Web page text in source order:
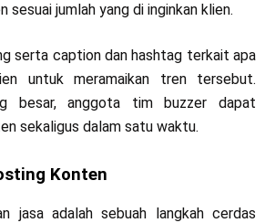
sesuai jumlah yang di inginkan klien.
serta caption dan hashtag terkait apa
untuk meramaikan tren tersebut.
besar, anggota tim buzzer dapat
sekaligus dalam satu waktu.
Konten
jasa adalah sebuah langkah cerdas